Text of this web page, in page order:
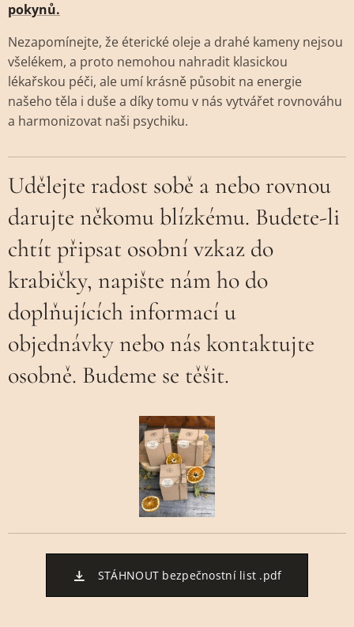
pokynů.
Nezapomínejte, že éterické oleje a drahé kameny nejsou
všelékem, a proto nemohou nahradit klasickou
lékařskou péči, ale umí krásně působit na energie
našeho těla i duše a díky tomu v nás vytvářet rovnováhu
a harmonizovat naši psychiku.
Udělejte radost sobě a nebo rovnou
darujte někomu blízkému. Budete-li
chtít připsat osobní vzkaz do
krabičky, napište nám ho do
doplňujících informací u
objednávky nebo nás kontaktujte
osobně. Budeme se těšit.
STÁHNOUT bezpečnostní list .pdf